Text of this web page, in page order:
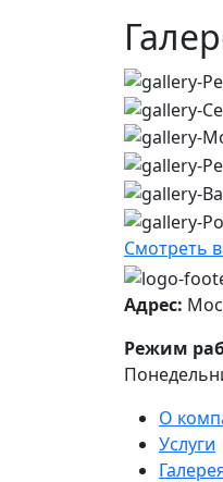
Смотреть
Адрес:
Режим
О
Услуги